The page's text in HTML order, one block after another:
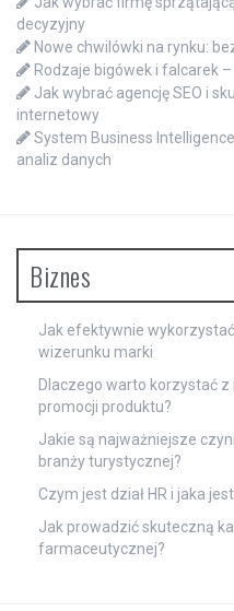
decyzyjny
Nowe chwilówki na rynku:
Rodzaje bigówek i falcarek
Jak wybrać agencję SEO i
internetowy
System Business
analiz danych
Biznes
Jak efektywnie
wizerunku marki
Dlaczego warto korzystać
promocji produktu?
Jakie są najważniejsze
branży turystycznej?
Czym jest dział HR i jaka
Jak prowadzić skuteczną
farmaceutycznej?